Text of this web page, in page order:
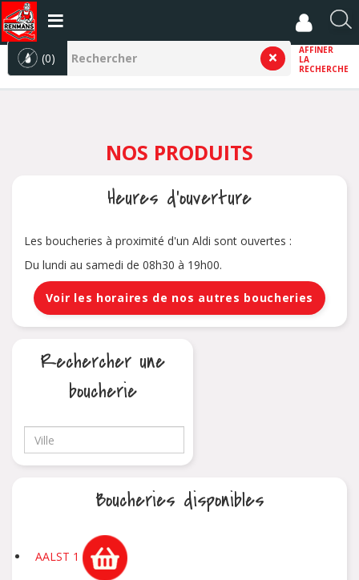
Aller
au
contenu
principal
R
e
c
(0)
AFFINER
LA
RECHERCHE
NOS PRODUITS
Heures d'ouverture
Les boucheries à proximité d'un Aldi sont ouvertes :
Du lundi au samedi de 08h30 à 19h00.
Voir les horaires de nos autres boucheries
Rechercher une
boucherie
Boucheries disponibles
AALST 1